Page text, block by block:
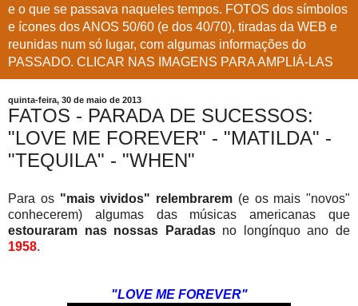
e o que se passava naqueles tempos. FOTOS dos símbolos
e ícones dos ANOS 50/60 (e dos 40/70), tiradas da WEB e
reunidas num só lugar, com algumas informações do
PASSADO. CLICAR NAS IMAGENS PARA AMPLIÁ-LAS
quinta-feira, 30 de maio de 2013
FATOS - PARADA DE SUCESSOS:
"LOVE ME FOREVER" - "MATILDA" -
"TEQUILA" - "WHEN"
Para os "mais vividos" relembrarem (e os mais "novos"
conhecerem) algumas das músicas americanas que
estouraram nas nossas Paradasno longínquo ano de
1958.
"LOVE ME FOREVER"